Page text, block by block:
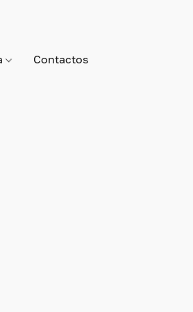
Contactos